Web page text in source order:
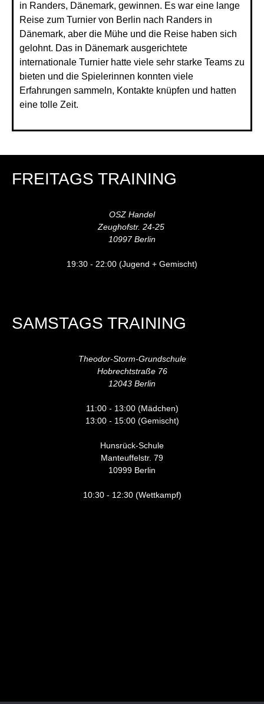
in Randers, Dänemark, gewinnen. Es war eine lange
Reise zum Turnier von Berlin nach Randers in
Dänemark, aber die Mühe und die Reise haben sich
gelohnt. Das in Dänemark ausgerichtete
internationale Turnier hatte viele sehr starke Teams zu
bieten und die Spielerinnen konnten viele
Erfahrungen sammeln, Kontakte knüpfen und hatten
eine tolle Zeit.
FREITAGS TRAINING
OSZ Handel
Zeughofstr. 24-25
10997 Berlin
19:30 - 22:00 (Jugend + Gemischt)
SAMSTAGS TRAINING
Theodor-Storm-Grundschule
Hobrechtstraße 76
12043 Berlin
11:00 - 13:00 (Mädchen)
13:00 - 15:00 (Gemischt)
Hunsrück-Schule
Manteuffelstr. 79
10999 Berlin
10:30 - 12:30 (Wettkampf)